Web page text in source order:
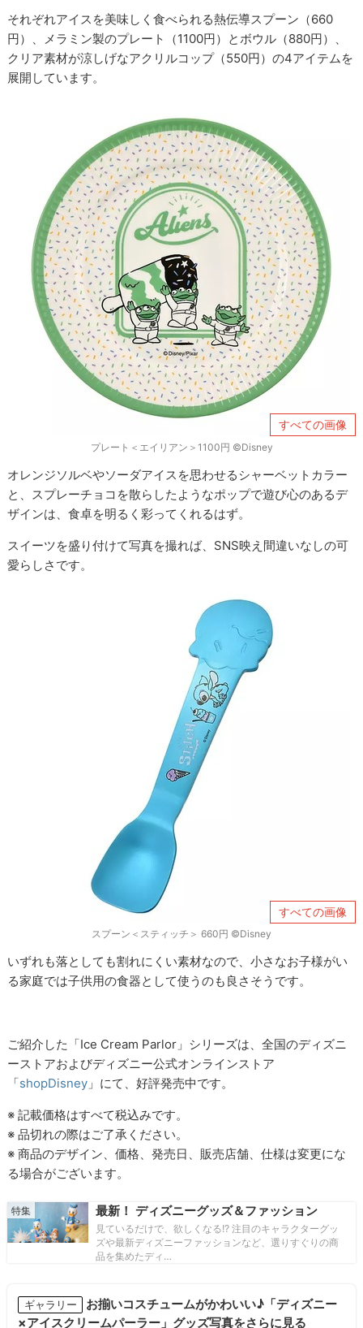
それぞれアイスを美味しく食べられる熱伝導スプーン（660
円）、メラミン製のプレート（1100円）とボウル（880円）、
クリア素材が涼しげなアクリルコップ（550円）の4アイテムを
展開しています。
すべての画像
プレート＜エイリアン＞1100円 ©Disney
オレンジソルベやソーダアイスを思わせるシャーベットカラー
と、スプレーチョコを散らしたようなポップで遊び心のあるデ
ザインは、食卓を明るく彩ってくれるはず。
スイーツを盛り付けて写真を撮れば、SNS映え間違いなしの可
愛らしさです。
すべての画像
スプーン＜スティッチ＞ 660円 ©Disney
いずれも落としても割れにくい素材なので、小さなお子様がい
る家庭では子供用の食器として使うのも良さそうです。
ご紹介した「Ice Cream Parlor」シリーズは、全国のディズニ
ーストアおよびディズニー公式オンラインストア
「shopDisney 」にて、好評発売中です。
※ 記載価格はすべて税込みです。
※ 品切れの際はご了承ください。
※ 商品のデザイン、価格、発売日、販売店舗、仕様は変更にな
る場合がございます。
最新！ ディズニーグッズ＆ファッション
見ているだけで、欲しくなる!? 注目のキャラクターグッ
ズや最新ディズニーファッションなど、選りすぐりの商
品を集めたディ…
ギャラリー
お揃いコスチュームがかわいい♪「ディズニー
×アイスクリームパーラー」グッズ写真をさらに見る